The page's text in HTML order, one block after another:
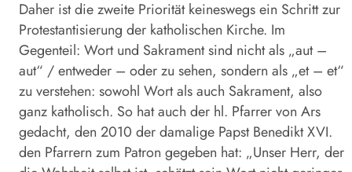
Daher ist die zweite Priorität keineswegs ein Schritt zur
Protestantisierung der katholischen Kirche. Im
Gegenteil: Wort und Sakrament sind nicht als „aut –
aut“ / entweder – oder zu sehen, sondern als „et – et“
zu verstehen: sowohl Wort als auch Sakrament, also
ganz katholisch. So hat auch der hl. Pfarrer von Ars
gedacht, den 2010 der damalige Papst Benedikt XVI.
den Pfarrern zum Patron gegeben hat: „Unser Herr, der